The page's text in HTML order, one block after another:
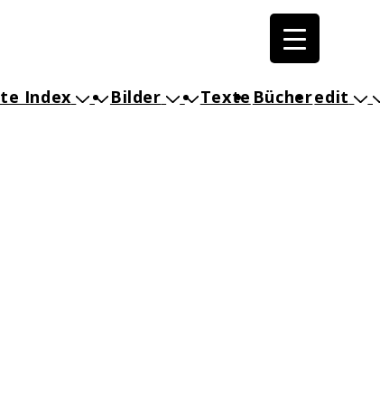
Index Bilder Texte Bücheredit